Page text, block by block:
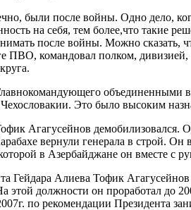
были после войны. Одно дело,
на себя, тем более,что такие
после войны. Можно сказать,
ПВО, командовал полком,
объединенными
Это было высоким
Агагусейнов
вернули генерала в строй.
в Азербайджане он вместе с
Гейдара Алиева Тофик
должности он проработал до
по рекомендации Президента